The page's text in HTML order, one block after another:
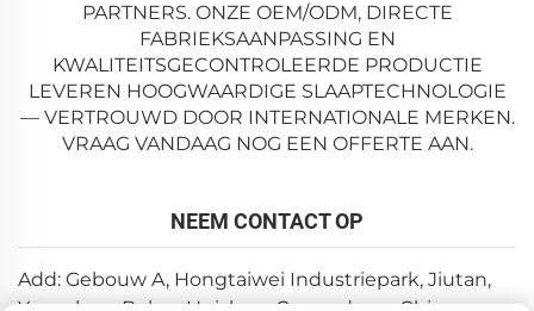
PARTNERS. ONZE OEM/ODM, DIRECTE
FABRIEKSAANPASSING EN
KWALITEITSGECONTROLEERDE PRODUCTIE
LEVEREN HOOGWAARDIGE SLAAPTECHNOLOGIE
— VERTROUWD DOOR INTERNATIONALE MERKEN.
VRAAG VANDAAG NOG EEN OFFERTE AAN.
NEEM CONTACT OP
Add: Gebouw A, Hongtaiwei Industriepark, Jiutan,